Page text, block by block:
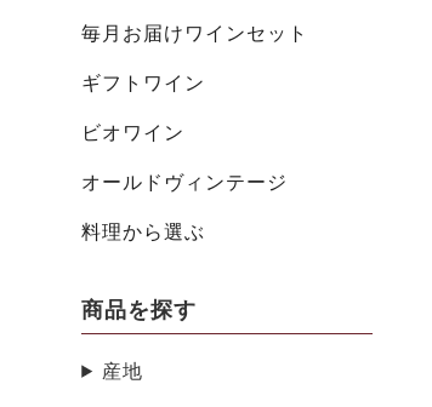
毎月お届けワインセット
ギフトワイン
ビオワイン
オールドヴィンテージ
料理から選ぶ
商品を探す
産地